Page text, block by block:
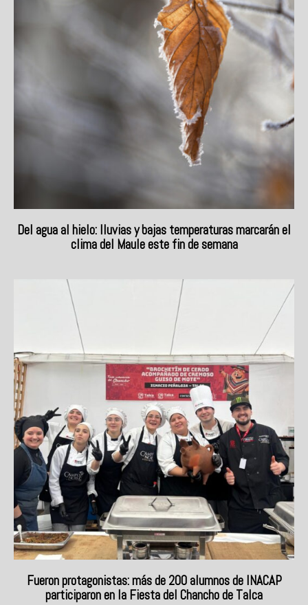
Del agua al hielo: lluvias y bajas temperaturas marcarán el
clima del Maule este fin de semana
Fueron protagonistas: más de 200 alumnos de INACAP
participaron en la Fiesta del Chancho de Talca